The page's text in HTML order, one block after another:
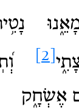
אֶשְׂחָ֑ק